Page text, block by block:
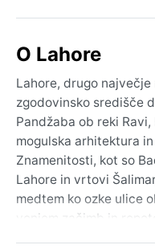
O Lahore
Lahore, drugo
zgodovinsko središče
Pandžaba ob reki
mogulska arhitektura
Znamenitosti, kot so
Lahore in vrtovi
medtem ko ozke ulice
vonjem začimb in